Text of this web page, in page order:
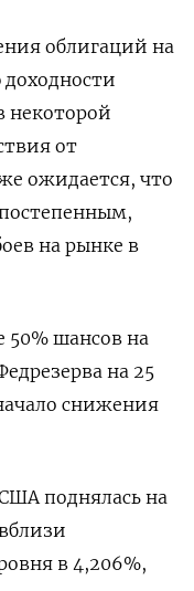
облигаций на
некоторой
от
ожидается, что
на рынке в
шансов на
на 25
снижения
поднялась на
в 4,206%,